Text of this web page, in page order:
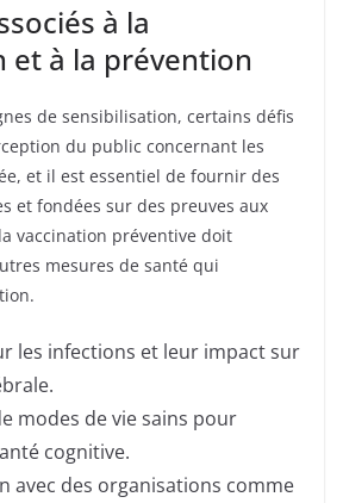
à la
et à la prévention
de sensibilisation, certains défis
du public concernant les
et il est essentiel de fournir des
et fondées sur des preuves aux
vaccination préventive doit
mesures de santé qui
les infections et leur impact sur
modes de vie sains pour
cognitive.
avec des organisations comme